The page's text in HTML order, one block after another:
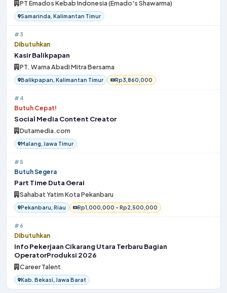
PT Emados Kebab Indonesia (Emado's Shawarma)
Samarinda, Kalimantan Timur
#3
Dibutuhkan
Kasir Balikpapan
PT. Warna Abadi Mitra Bersama
Balikpapan, Kalimantan Timur Rp3,860,000
#4
Butuh Cepat!
Social Media Content Creator
Dutamedia.com
Malang, Jawa Timur
#5
Butuh Segera
Part Time Duta Gerai
Sahabat Yatim Kota Pekanbaru
Pekanbaru, Riau Rp1,000,000 - Rp2,500,000
#6
Dibutuhkan
Info Pekerjaan Cikarang Utara Terbaru Bagian
OperatorProduksi 2026
Career Talent
Kab. Bekasi, Jawa Barat